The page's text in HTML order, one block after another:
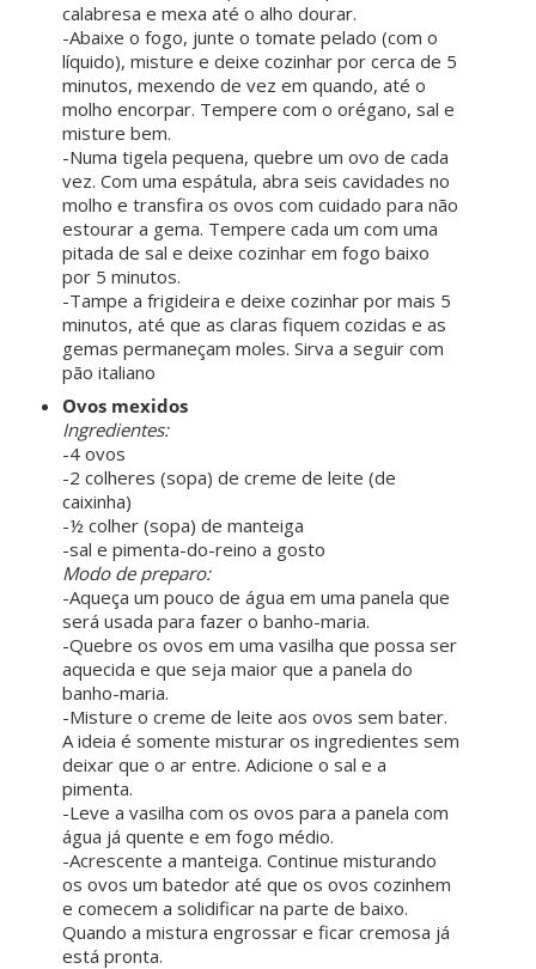
calabresa e mexa até o alho dourar.
-Abaixe o fogo, junte o tomate pelado (com o
líquido), misture e deixe cozinhar por cerca de 5
minutos, mexendo de vez em quando, até o
molho encorpar. Tempere com o orégano, sal e
misture bem.
-Numa tigela pequena, quebre um ovo de cada
vez. Com uma espátula, abra seis cavidades no
molho e transfira os ovos com cuidado para não
estourar a gema. Tempere cada um com uma
pitada de sal e deixe cozinhar em fogo baixo
por 5 minutos.
-Tampe a frigideira e deixe cozinhar por mais 5
minutos, até que as claras fiquem cozidas e as
gemas permaneçam moles. Sirva a seguir com
pão italiano
Ovos mexidos
Ingredientes:
-4 ovos
-2 colheres (sopa) de creme de leite (de
caixinha)
-½ colher (sopa) de manteiga
-sal e pimenta-do-reino a gosto
Modo de preparo:
-Aqueça um pouco de água em uma panela que
será usada para fazer o banho-maria.
-Quebre os ovos em uma vasilha que possa ser
aquecida e que seja maior que a panela do
banho-maria.
-Misture o creme de leite aos ovos sem bater.
A ideia é somente misturar os ingredientes sem
deixar que o ar entre. Adicione o sal e a
pimenta.
-Leve a vasilha com os ovos para a panela com
água já quente e em fogo médio.
-Acrescente a manteiga. Continue misturando
os ovos um batedor até que os ovos cozinhem
e comecem a solidificar na parte de baixo.
Quando a mistura engrossar e ficar cremosa já
está pronta.